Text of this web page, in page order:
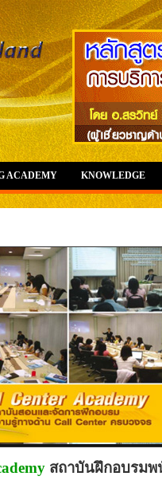
ACADEMY KNOWLEDGE
สถาบันฝึกอบรมพ